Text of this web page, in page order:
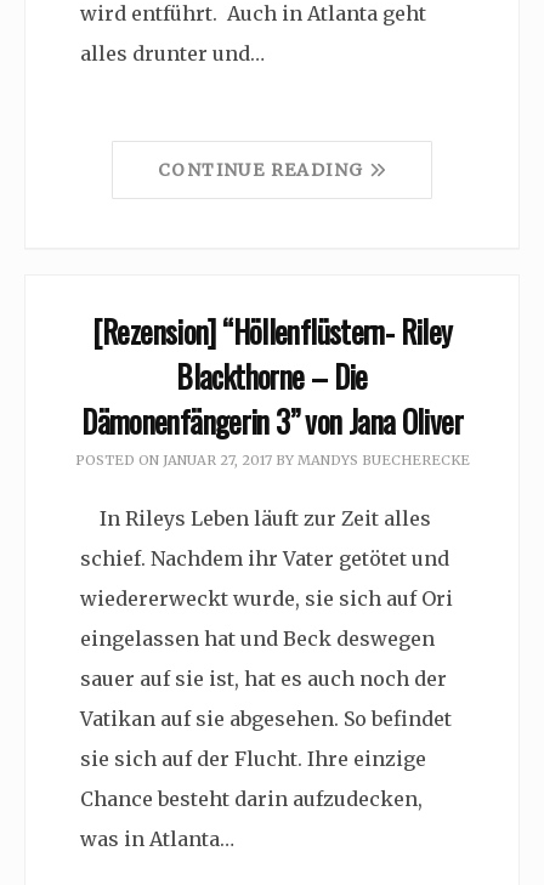
wird entführt. Auch in Atlanta geht
alles drunter und…
CONTINUE READING
[Rezension] “Höllenflüstern- Riley
Blackthorne – Die
Dämonenfängerin 3” von Jana Oliver
POSTED ON JANUAR 27, 2017BY MANDYS BUECHERECKE
In Rileys Leben läuft zur Zeit alles
schief. Nachdem ihr Vater getötet und
wiedererweckt wurde, sie sich auf Ori
eingelassen hat und Beck deswegen
sauer auf sie ist, hat es auch noch der
Vatikan auf sie abgesehen. So befindet
sie sich auf der Flucht. Ihre einzige
Chance besteht darin aufzudecken,
was in Atlanta…